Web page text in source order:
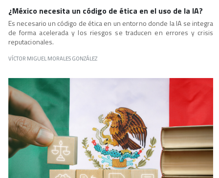
¿México necesita un código de ética en el uso de la IA?
Es necesario un código de ética en un entorno donde la IA se integra
de forma acelerada y los riesgos se traducen en errores y crisis
reputacionales.
VÍCTOR MIGUEL MORALES GONZÁLEZ